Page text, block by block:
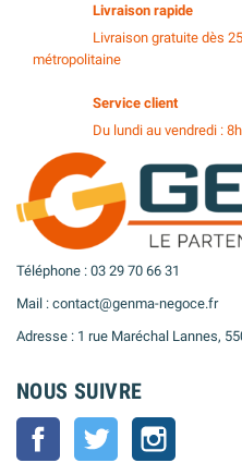
Livraison rapide
Livraison gratuite dès
métropolitaine
Service client
Du lundi au vendredi :
Téléphone : 03 29 70 66 31
Mail : contact@genma-negoce.fr
Adresse : 1 rue Maréchal Lannes,
NOUS SUIVRE
Facebook Twitter